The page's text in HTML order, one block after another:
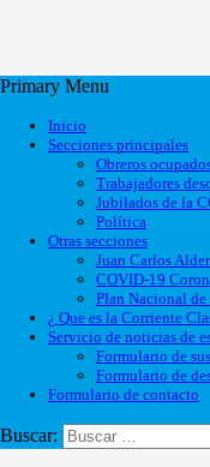
Primary Menu
Inicio
Secciones principales
Obreros
Trabajadores
Jubilados de la
Política
Otras secciones
Juan Carlos
COVID-19
Plan Nacional
¿ Que es la Corriente
Servicio de noticias de
Formulario de
Formulario de
Formulario de contacto
Buscar: